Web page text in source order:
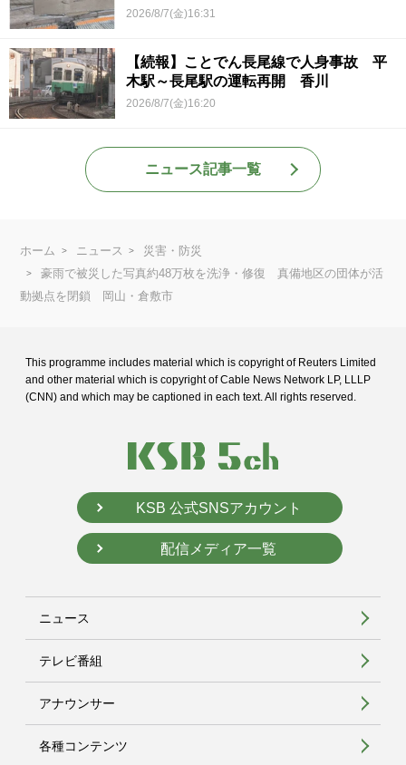
2026/8/7(金)16:31
【続報】ことでん長尾線で人身事故 平
木駅～長尾駅の運転再開 香川
2026/8/7(金)16:20
ニュース記事一覧
ホーム ニュース
災害・防災
豪雨で被災した写真約48万枚を洗浄・修復 真備地区の団体が活
動拠点を閉鎖 岡山・倉敷市
This programme includes material which is copyright of Reuters Limited
and other material which is copyright of Cable News Network LP, LLLP
(CNN) and which may be captioned in each text. All rights reserved.
KSB 公式SNSアカウント
配信メディア一覧
ニュース
テレビ番組
アナウンサー
各種コンテンツ